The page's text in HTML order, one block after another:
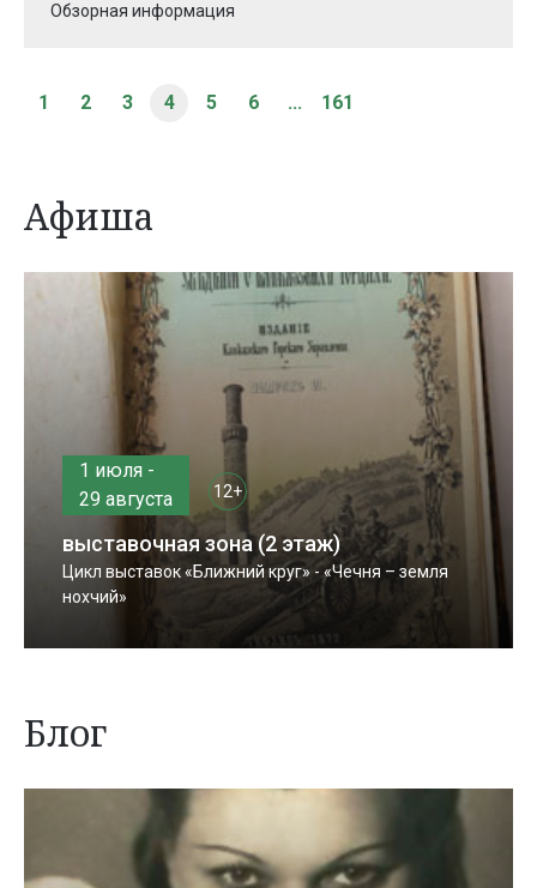
Обзорная информация
1 2 3 4 5 6 ... 161
Афиша
1 июля -
29 августа
12+
выставочная зона (2 этаж)
Цикл выставок «Ближний круг» - «Чечня – земля
нохчий»
Блог